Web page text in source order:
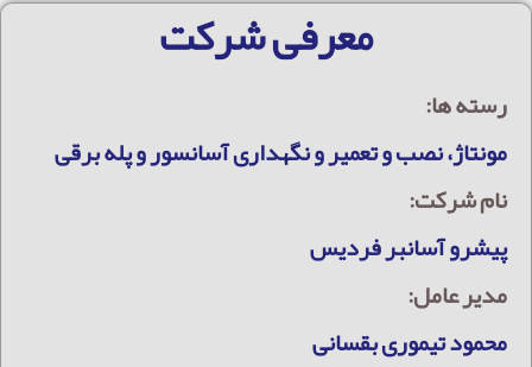
معرفی شرکت
رسته ها:
مونتاژ، نصب و تعمیر و نگهداری آسانسور و پله برقی
نام شرکت:
پیشرو آسانبر فردیس
مدیر عامل:
محمود تیموری بقسانی